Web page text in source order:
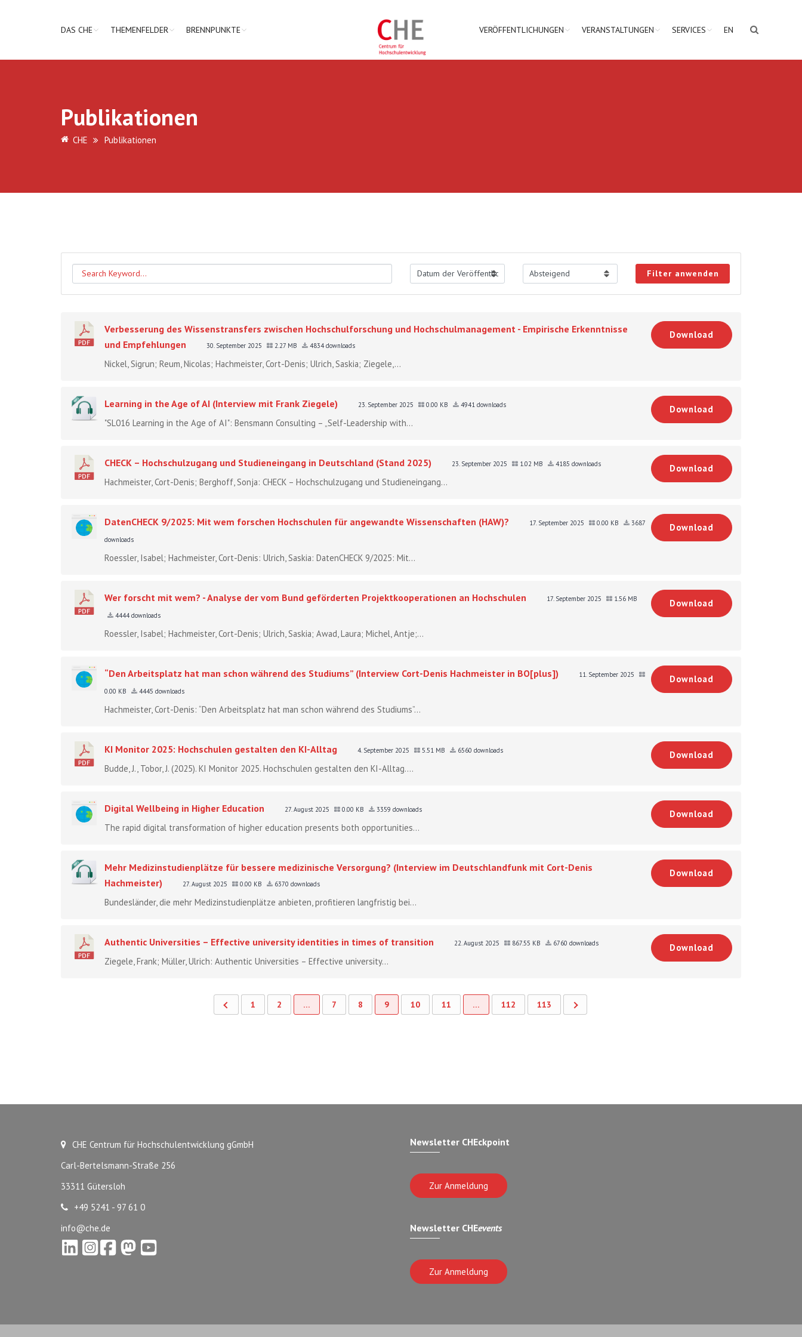
DAS CHE THEMENFELDER BRENNPUNKTE VERÖFFENTLICHUNGEN VERANSTALTUNGEN SERVICES EN
Publikationen
CHE Publikationen
Filter anwenden
Verbesserung des Wissenstransfers zwischen Hochschulforschung und Hochschulmanagement - Empirische Erkenntnisse
und Empfehlungen
30. September 2025 2.27 MB 4834 downloads
Nickel, Sigrun; Reum, Nicolas; Hachmeister, Cort-Denis; Ulrich, Saskia; Ziegele,...
Download
Learning in the Age of AI (Interview mit Frank Ziegele) 23. September 2025 0.00 KB 4941 downloads
"SL016 Learning in the Age of AI": Bensmann Consulting – „Self-Leadership with...
Download
CHECK – Hochschulzugang und Studieneingang in Deutschland (Stand 2025) 23. September 2025 1.02 MB 4185 downloads
Hachmeister, Cort-Denis; Berghoff, Sonja: CHECK – Hochschulzugang und Studieneingang...
Download
DatenCHECK 9/2025: Mit wem forschen Hochschulen für angewandte Wissenschaften (HAW)? 17. September 2025 0.00 KB
3687
downloads
Roessler, Isabel; Hachmeister, Cort-Denis: Ulrich, Saskia: DatenCHECK 9/2025: Mit...
Download
Wer forscht mit wem? - Analyse der vom Bund geförderten Projektkooperationen an Hochschulen 17. September 2025
1.56 MB
4444 downloads
Roessler, Isabel; Hachmeister, Cort-Denis; Ulrich, Saskia; Awad, Laura; Michel, Antje;...
Download
“Den Arbeitsplatz hat man schon während des Studiums” (Interview Cort-Denis Hachmeister in BO[plus])
11. September 2025
0.00 KB
4445 downloads
Hachmeister, Cort-Denis: “Den Arbeitsplatz hat man schon während des Studiums”...
Download
KI Monitor 2025: Hochschulen gestalten den KI-Alltag 4. September 2025 5.51 MB 6560 downloads
Budde, J., Tobor, J. (2025). KI Monitor 2025. Hochschulen gestalten den KI-Alltag....
Download
Digital Wellbeing in Higher Education 27. August 2025 0.00 KB 3359 downloads
The rapid digital transformation of higher education presents both opportunities...
Download
Mehr Medizinstudienplätze für bessere medizinische Versorgung? (Interview im Deutschlandfunk mit Cort-Denis
Hachmeister)
27. August 2025 0.00 KB 6370 downloads
Bundesländer, die mehr Medizinstudienplätze anbieten, profitieren langfristig bei...
Download
Authentic Universities – Effective university identities in times of transition 22. August 2025 867.55 KB 6760 downloads
Ziegele, Frank; Müller, Ulrich: Authentic Universities – Effective university...
Download
1 2 … 7 8 9 10 11 … 112 113
CHE Centrum für Hochschulentwicklung gGmbH
Carl-Bertelsmann-Straße 256
33311 Gütersloh
+49 5241 - 97 61 0
info@che.de
Newsletter CHEckpoint
Zur Anmeldung
Newsletter CHEevents
Zur Anmeldung